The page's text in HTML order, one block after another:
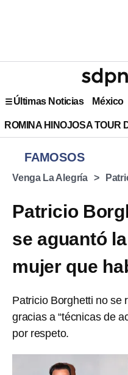
Últimas Noticias México
ROMINA HINOJOSA TOUR
FAMOSOS
Venga La Alegría
Patricio
se aguantó
mujer que
Patricio Borghetti no se
gracias a “técnicas de
por respeto.